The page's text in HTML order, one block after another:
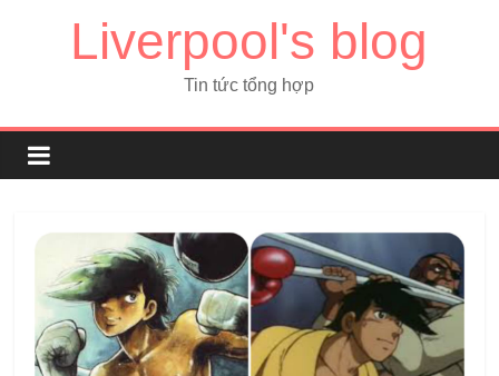
Liverpool's blog
Tin tức tổng hợp